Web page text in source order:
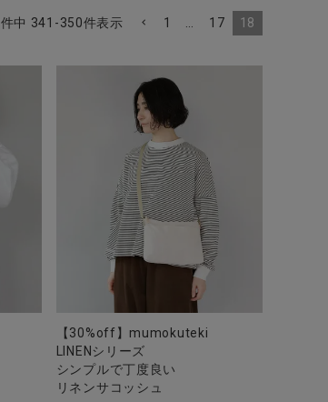
件中 341 -350件表示 1 17 18
【30%off】mumokuteki
LINENシリーズ
シンプルで丁度良い
リネンサコッシュ